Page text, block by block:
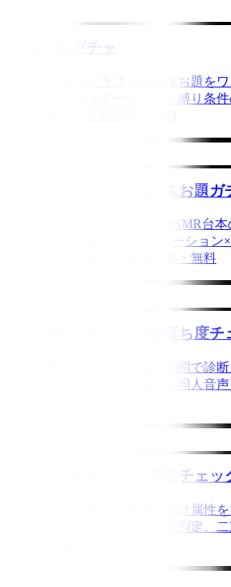
小説・漫画・イラストの創作お題を
ャンル・シチュエーション・縛り条
シチュエーションボイスお題ガ
シチュエーションボイス・ASMR台本
抽選。キャラ属性×シチュエーション
で企画出しを加速。登録不要・無料
沼度診断｜あなたの沼落ち度チ
推し・趣味への沼落ち度を10問で診
プを判定してシェアできる。同人音
攻め受け診断｜カプ属性チェッ
創作キャラや自分の攻め・受け属性
け・ヘタレ攻めなど16タイプ判定。